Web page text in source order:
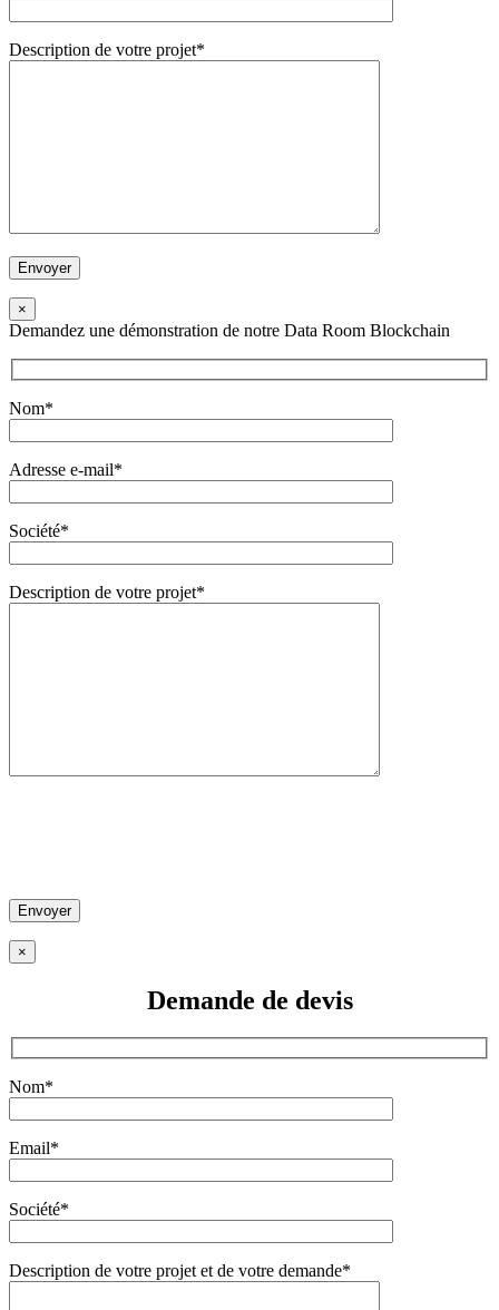
Description de votre projet*
×
Demandez une démonstration de notre Data Room Blockchain
Nom*
Adresse e-mail*
Société*
Description de votre projet*
×
Demande de devis
Nom*
Email*
Société*
Description de votre projet et de votre demande*